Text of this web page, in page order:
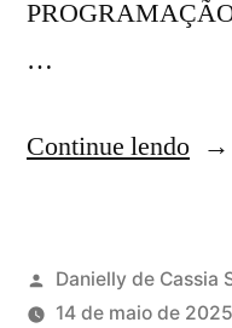
…
Continue lendo
Danielly de Cassia
14 de maio de 2025